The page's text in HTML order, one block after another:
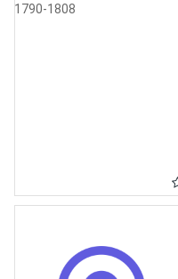
Grundstücke, den
1790-1808